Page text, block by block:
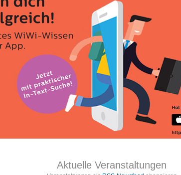
Aktuelle Veranstaltungen